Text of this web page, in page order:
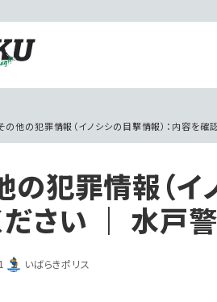
の他の犯罪情報（イノシシの目撃情報）：内容を確
の犯罪情報（イ
ださい ｜ 水戸
いばらきポリス